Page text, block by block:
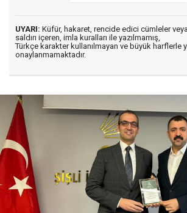
UYARI: Küfür, hakaret, rencide edici cümleler
saldırı içeren, imla kuralları ile yazılmamış,
Türkçe karakter kullanılmayan ve büyük harflerle
onaylanmamaktadır.